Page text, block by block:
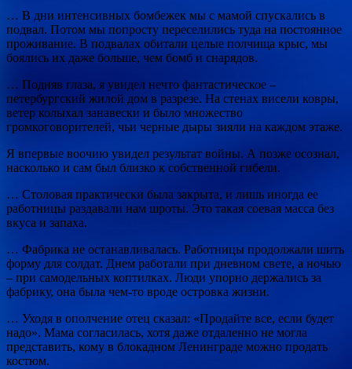
… В дни интенсивных бомбежек мы с мамой спускались в
подвал. Потом мы попросту переселились туда на постоянное
проживание. В подвалах обитали целые полчища крыс, мы
боялись их даже больше, чем бомб и снарядов.
… Подняв глаза, я увидел нечто фантастическое –
петербургский жилой дом в разрезе. На стенах висели ковры,
ветер колыхал занавески и было множество
громкоговорителей, чьи черные дыры зияли на каждом этаже.
Я впервые воочию увидел результат войны. А позже осознал,
насколько и сам был близко к собственной гибели.
… Столовая практически была закрыта, и лишь иногда ее
работницы раздавали нам шроты. Это такая соевая масса без
вкуса и запаха.
… Фабрика не останавливалась. Работницы продолжали шить
форму для солдат. Днем работали при дневном свете, а ночью
– при самодельных коптилках. Люди упорно держались за
фабрику, она была чем-то вроде островка жизни.
… Уходя в ополчение отец сказал: «Продайте все, если будет
надо». Мама согласилась, хотя даже отдаленно не могла
представить, кому в блокадном Ленинграде можно продать
костюм.